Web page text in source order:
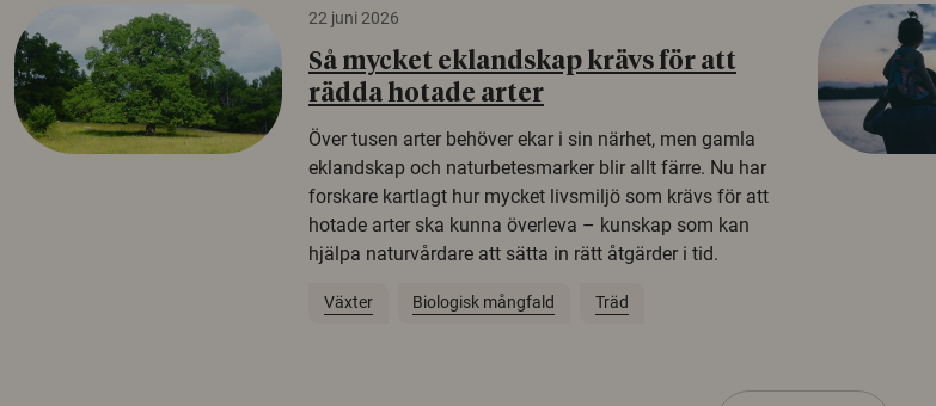
22 juni 2026
Så mycket eklandskap krävs för att
rädda hotade arter
Över tusen arter behöver ekar i sin närhet, men gamla
eklandskap och naturbetesmarker blir allt färre. Nu har
forskare kartlagt hur mycket livsmiljö som krävs för att
hotade arter ska kunna överleva – kunskap som kan
hjälpa naturvårdare att sätta in rätt åtgärder i tid.
Växter Biologisk mångfald Träd